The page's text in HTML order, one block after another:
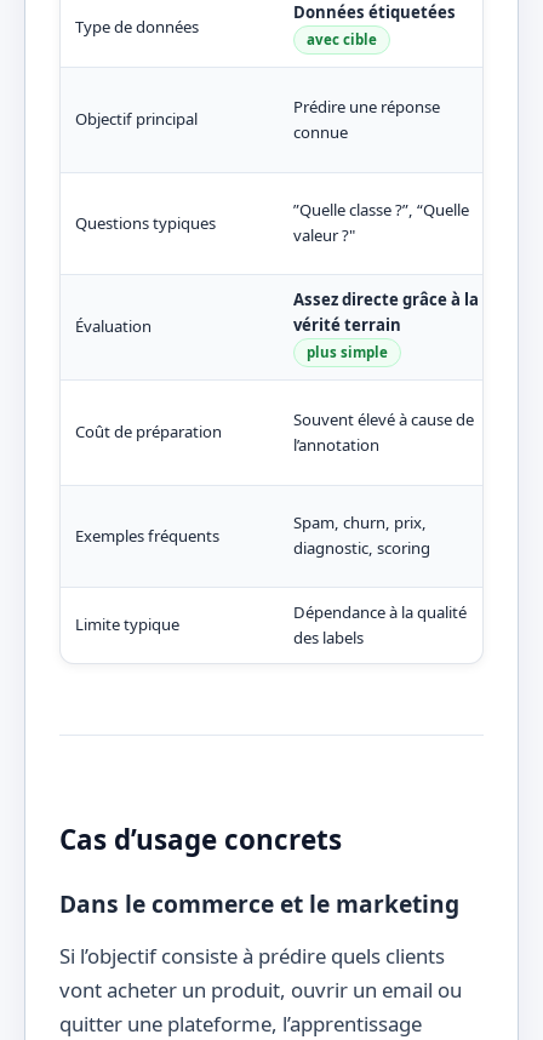
Type de données
Données étiquetées
avec cible
Objectif principal
Prédire une réponse
connue
Questions typiques
”Quelle classe ?”, “Quelle
valeur ?"
Évaluation
Assez directe grâce à la
vérité terrain
plus simple
Coût de préparation
Souvent élevé à cause de
l’annotation
Exemples fréquents
Spam, churn, prix,
diagnostic, scoring
Limite typique
Dépendance à la qualité
des labels
Cas d’usage concrets
Dans le commerce et le marketing
Si l’objectif consiste à prédire quels clients
vont acheter un produit, ouvrir un email ou
quitter une plateforme, l’apprentissage